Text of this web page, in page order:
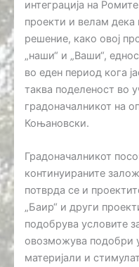
интеграција на
проекти и велам дека
решение, како овој
„наши“ и „Ваши“,
во еден период кога
таква поделеност во
градоначалникот на
Коњановски.
Градоначалникот
континуираните
потврда се и
„Баир“ и други
подобрува условите
овозможува подобри
материјали и